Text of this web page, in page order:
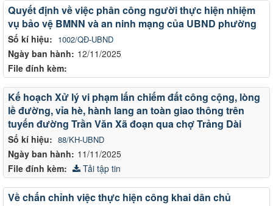
Số kí hiệu: 1002/QĐ-UBND
Ngày ban hành: 12/11/2025
Quyết định về việc phân công người thực hiện nhiệm
vụ bảo vệ BMNN và an ninh mạng của UBND phường
File đính kèm:
Số kí hiệu: 88/KH-UBND
Ngày ban hành: 11/11/2025
Kế hoạch Xử lý vi phạm lấn chiếm đất công cộng, lòng
lề đường, vỉa hè, hành lang an toàn giao thông trên
tuyến đường Trần Văn Xã đoạn qua chợ Trảng Dài
File đính kèm: Tải tập tin
Về chấn chỉnh việc thực hiện công khai dân chủ